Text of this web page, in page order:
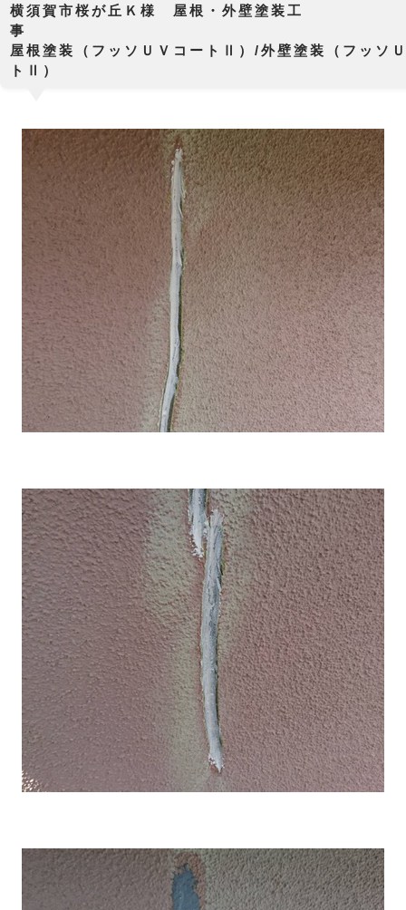
横須賀市桜が丘Ｋ様 屋根・外壁塗装工
屋根塗装（フッソＵＶコートⅡ）/外壁塗装（フッソ
トⅡ）